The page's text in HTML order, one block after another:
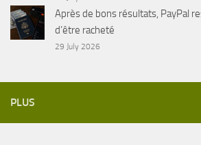
Après de bons résultats, PayPal
d’être racheté
29 July 2026
PLUS